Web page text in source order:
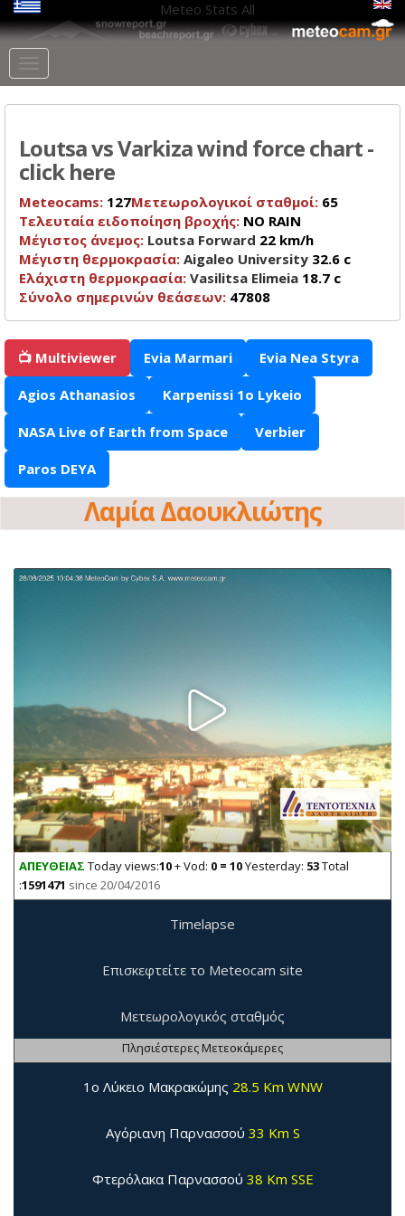
Meteo Stats All
Loutsa vs Varkiza wind force chart -
click here
Meteocams: 127Μετεωρολογικοί σταθμοί: 65
Τελευταία ειδοποίηση βροχής: NO RAIN
Μέγιστος άνεμος: Loutsa Forward 22 km/h
Μέγιστη θερμοκρασία: Aigaleo University 32.6 c
Ελάχιστη θερμοκρασία: Vasilitsa Elimeia 18.7 c
Σύνολο σημερινών θεάσεων: 47808
📺 Multiviewer Evia Marmari Evia Nea Styra
Agios Athanasios Karpenissi 1o Lykeio
NASA Live of Earth from Space Verbier
Paros DEYA
Λαμία Δαουκλιώτης
ΑΠΕΥΘΕΙΑΣ Today views:10+ Vod: 0 = 10Yesterday: 53Total
:1591471 since 20/04/2016
Timelapse
Επισκεφτείτε το Meteocam site
Μετεωρολογικός σταθμός
Πλησιέστερες Μετεοκάμερες
1ο Λύκειο Μακρακώμης 28.5 Km WNW
Αγόριανη Παρνασσού 33 Km S
Φτερόλακα Παρνασσού 38 Km SSE